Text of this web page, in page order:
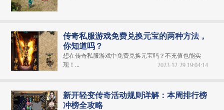
传奇私服游戏免费兑换元宝的两种方法，
你知道吗？
想在传奇私服游戏中免费兑换元宝吗？不充值也能实
现！...
2023-12-29 19:04:14
新开轻变传奇活动规则详解：本周排行榜
冲榜全攻略